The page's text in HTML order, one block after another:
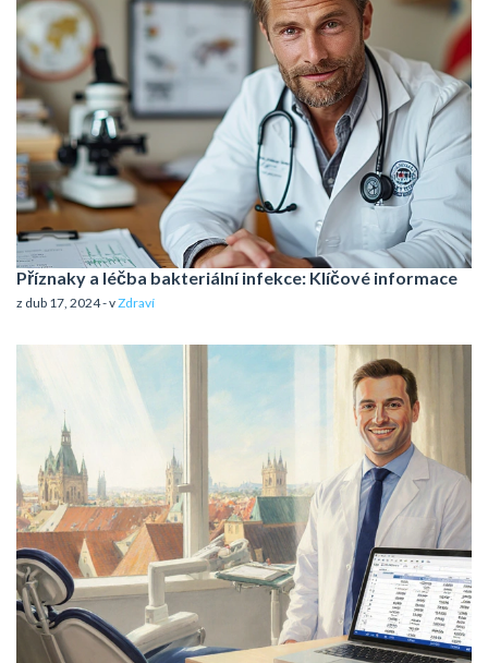
Příznaky a léčba bakteriální infekce: Klíčové informace
z dub 17, 2024 - vZdraví